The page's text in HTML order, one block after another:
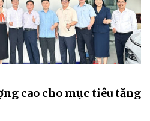
cao cho mục tiêu tăng